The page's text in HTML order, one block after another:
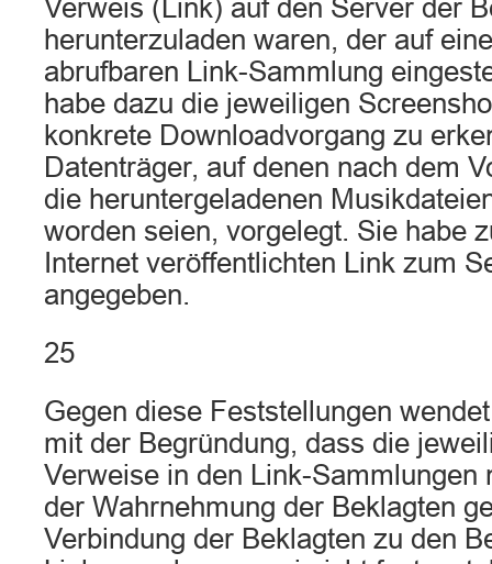
Verweis (Link) auf den Server der
herunterzuladen waren, der auf
abrufbaren Link-Sammlung
habe dazu die jeweiligen
konkrete Downloadvorgang zu
Datenträger, auf denen nach dem
die heruntergeladenen
worden seien, vorgelegt. Sie habe
Internet veröffentlichten Link zum
angegeben.
25
Gegen diese Feststellungen
mit der Begründung, dass die
Verweise in den Link-Sammlungen
der Wahrnehmung der Beklagten
Verbindung der Beklagten zu den